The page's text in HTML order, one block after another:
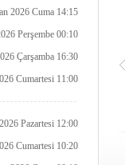
Vatan”
2026 Cuma 14:15
Perşembe 00:10
Çarşamba 16:30
Cumartesi 11:00
Perşembe 11:05
Pazartesi 12:00
Cumartesi 10:20